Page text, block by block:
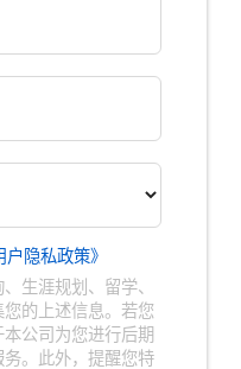
户隐私政策》
生涯规划、留学、
的上述信息。若您
公司为您进行后期
务。此外，提醒您特